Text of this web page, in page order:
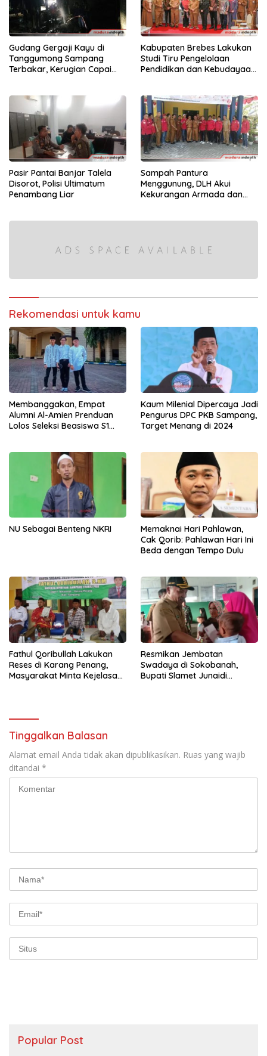
Gudang Gergaji Kayu di
Tanggumong Sampang
Terbakar, Kerugian Capai
Kabupaten Brebes Lakukan
Studi Tiru Pengelolaan
Pendidikan dan Kebudayaan
Pasir Pantai Banjar Talela
Disorot, Polisi Ultimatum
Penambang Liar
Sampah Pantura
Menggunung, DLH Akui
Kekurangan Armada dan
Rekomendasi untuk kamu
Membanggakan, Empat
Alumni Al-Amien Prenduan
Lolos Seleksi Beasiswa S1
Kaum Milenial Dipercaya Jadi
Pengurus DPC PKB Sampang,
Target Menang di 2024
NU Sebagai Benteng NKRI
Memaknai Hari Pahlawan,
Cak Qorib: Pahlawan Hari Ini
Beda dengan Tempo Dulu
Fathul Qoribullah Lakukan
Reses di Karang Penang,
Masyarakat Minta Kejelasan
Resmikan Jembatan
Swadaya di Sokobanah,
Bupati Slamet Junaidi
Tinggalkan Balasan
Alamat email Anda tidak akan dipublikasikan. Ruas yang wajib
ditandai *
Popular Post